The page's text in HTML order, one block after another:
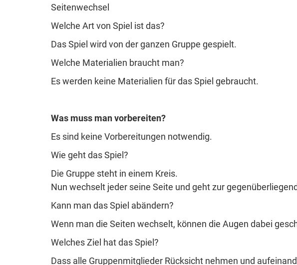
Seitenwechsel
Welche Art von Spiel ist das?
Das Spiel wird von der ganzen Gruppe gespielt.
Welche Materialien braucht man?
Es werden keine Materialien für das Spiel gebraucht.
Was muss man vorbereiten?
Es sind keine Vorbereitungen notwendig.
Wie geht das Spiel?
Die Gruppe steht in einem Kreis.
Nun wechselt jeder seine Seite und geht zur
Kann man das Spiel abändern?
Wenn man die Seiten wechselt, können die Augen dabei
Welches Ziel hat das Spiel?
Dass alle Gruppenmitglieder Rücksicht nehmen und